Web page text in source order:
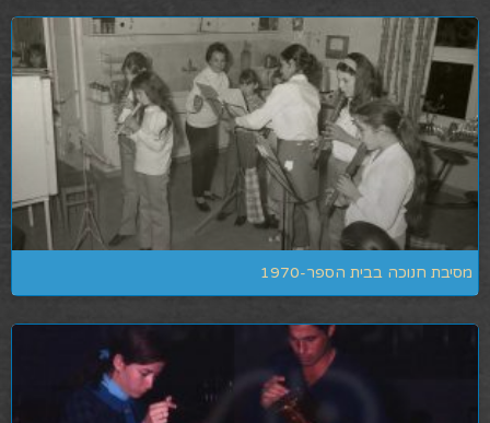
מסיבת חנוכה בבית הספר-1970